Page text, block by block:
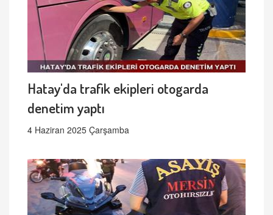
Hatay'da trafik ekipleri otogarda
denetim yaptı
4 Haziran 2025 Çarşamba